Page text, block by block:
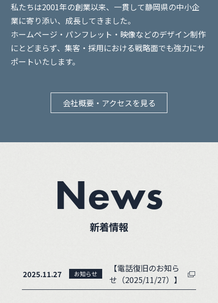
私たちは2001年の創業以来、一貫して静岡県の中小企
業に寄り添い、 成長してきました。
ホームページ・パンフレット・映像などのデザイン制作
にとどまらず、集客・採用における戦略面でも強力にサ
ポートいたします。
会社概要・アクセスを見る
News
新着情報
2025.11.27 お知らせ
【電話復旧のお知ら
せ（2025/11/27）】